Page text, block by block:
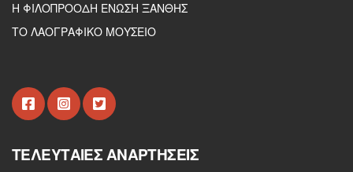
Η ΦΙΛΟΠΡΟΟΔΗ ΕΝΩΣΗ ΞΑΝΘΗΣ
ΤΟ ΛΑΟΓΡΑΦΙΚΟ ΜΟΥΣΕΙΟ
ΤΕΛΕΥΤΑΊΕΣ ΑΝΑΡΤΉΣΕΙΣ